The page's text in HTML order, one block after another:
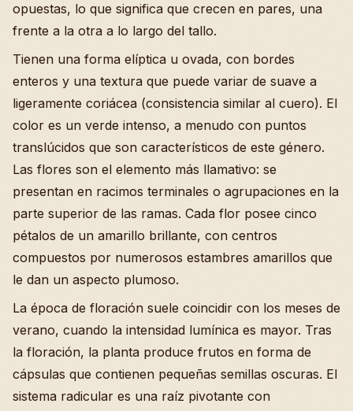
opuestas, lo que significa que crecen en pares, una
frente a la otra a lo largo del tallo.
Tienen una forma elíptica u ovada, con bordes
enteros y una textura que puede variar de suave a
ligeramente coriácea (consistencia similar al cuero). El
color es un verde intenso, a menudo con puntos
translúcidos que son característicos de este género.
Las flores son el elemento más llamativo: se
presentan en racimos terminales o agrupaciones en la
parte superior de las ramas. Cada flor posee cinco
pétalos de un amarillo brillante, con centros
compuestos por numerosos estambres amarillos que
le dan un aspecto plumoso.
La época de floración suele coincidir con los meses de
verano, cuando la intensidad lumínica es mayor. Tras
la floración, la planta produce frutos en forma de
cápsulas que contienen pequeñas semillas oscuras. El
sistema radicular es una raíz pivotante con